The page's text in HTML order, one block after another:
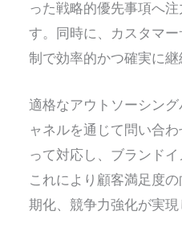
った戦略的優先事項へ
す。同時に、カスタマ
制で効率的かつ確実に継
適格なアウトソーシン
ャネルを通じて問い合
って対応し、ブランドイ
これにより顧客満足度
期化、競争力強化が実現